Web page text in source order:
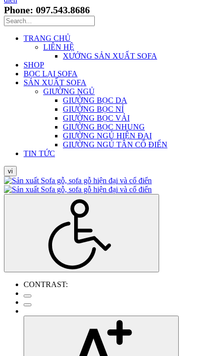
Phone: 097.543.8686
TRANG CHỦ
LIÊN HỆ
XƯỞNG SẢN XUẤT SOFA
SHOP
BỌC LẠI SOFA
SẢN XUẤT SOFA
GIƯỜNG NGỦ
GIƯỜNG BỌC DA
GIƯỜNG BỌC NỈ
GIƯỜNG BỌC VẢI
GIƯỜNG BỌC NHUNG
GIƯỜNG NGỦ HIỆN ĐẠI
GIƯỜNG NGỦ TÂN CỔ ĐIỂN
TIN TỨC
vi
CONTRAST: